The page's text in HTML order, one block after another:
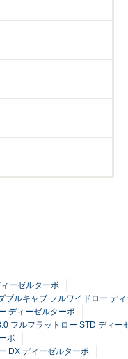
ーゼルターボ
ブルキャブ フルワイドロー デ
ディーゼルターボ
フルフラットロー STD ディー
ボ
DX ディーゼルターボ